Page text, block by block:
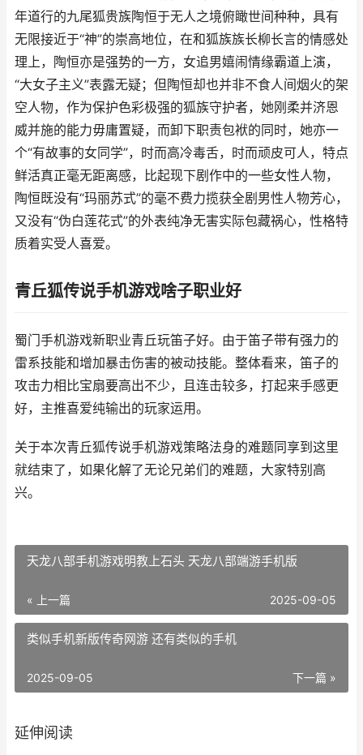
年道行的九尾狐贵族陶恒于无人之境俯瞰世间种种，具有
无限接近于“神”的崇高地位，在和狐族族长柳长言的情感处
理上，陶恒亦是强势的一方，女追男嬉闹情缘霸道上演，
“大女子主义”表露无疑；但陶恒却也并非不食人间烟火的架
空人物，作为保护色彩极强的狐族守护者，她刚柔并济恩
威并施的能力毋庸置疑，而卸下职责包袱的同时，她亦一
个“有故事的女同学”，时而高冷毒舌，时而顽皮可人，特点
鲜活真正毫无距离感，比起现下剧作中的一些女性人物，
陶恒既没有“玛丽苏式”的毫不费力揽获全剧男性人物芳心，
又没有“伪白莲花式”的外表纯净无害实际包藏祸心，性格特
质着实受人喜爱。
青丘狐传说手机游戏啥子职业好
蜀门手机游戏新职业青丘玩笛子好。由于笛子带有强力的
雷系技能和增加暴击伤害的被动技能。整体看来，笛子的
攻击力相比宝扇要高出不少，且连击较多，打起来手感更
好，主推喜爱纯输出的玩家运用。
关于本次青丘狐传说手机游戏策略法身的难题同享到这里
就结束了，如果化解了无论兄弟们的难题，大家特别高
兴。
天龙八部手机游戏明教上石头 天龙八部端游手机版
« 上一篇 2025-09-05
类似手机新版传奇网游 还有类似的手机
下一篇 »
2025-09-05
延伸阅读